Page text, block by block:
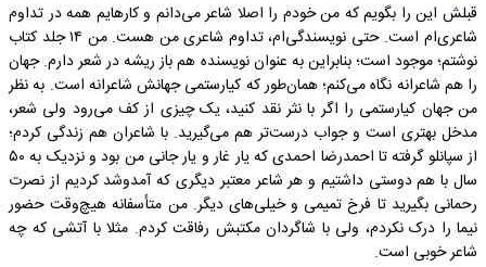
قبلش این را بگویم که من خودم را اصلا شاعر می‌دانم و کارهایم همه در تداوم
شاعری‌ام است. حتی نویسندگی‌ام، تداوم شاعری من هست. من ۱۴ جلد کتاب
نوشتم؛ موجود است؛ بنابراین به عنوان نویسنده هم باز ریشه در شعر دارم. جهان
را هم شاعرانه نگاه می‌کنم؛ همان‌طور که کیارستمی جهانش شاعرانه است. به نظر
من جهان کیارستمی را اگر با نثر نقد کنید، یک چیزی از کف می‌رود ولی شعر،
مدخل بهتری است و جواب درست‌تر هم می‌گیرید. با شاعران هم زندگی کردم؛
از سپانلو گرفته تا احمدرضا احمدی که یار غار و یار جانی من بود و نزدیک به ۵۰
سال با هم دوستی داشتیم و هر شاعر معتبر دیگری که آمدوشد کردیم از نصرت
رحمانی بگیرید تا فرخ تمیمی و خیلی‌های دیگر. من متأسفانه هیچ‌وقت حضور
نیما را درک نکردم، ولی با شاگردان مکتبش رفاقت کردم. مثلا با آتشی که چه
شاعر خوبی است.